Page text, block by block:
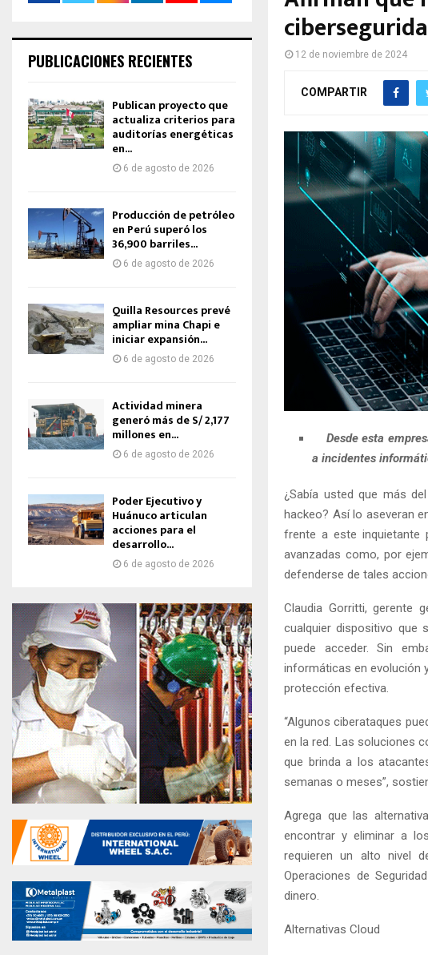
12 de noviembre de 2024
COMPARTIR
Desde esta
a incidentes
¿Sabía usted que más
hackeo? Así lo aseveran
frente a este inquietante
avanzadas como, por
defenderse de tales
Claudia Gorritti, gerente
cualquier dispositivo que
puede acceder. Sin
informáticas en evolución
protección efectiva.
“Algunos ciberataques
en la red. Las soluciones
que brinda a los
semanas o meses”,
Agrega que las
encontrar y eliminar a
requieren un alto nivel
Operaciones de
dinero.
Alternativas Cloud
PUBLICACIONES RECIENTES
Publican proyecto que
actualiza criterios para
auditorías energéticas
en...
6 de agosto de 2026
Producción de petróleo
en Perú superó los
36,900 barriles...
6 de agosto de 2026
Quilla Resources prevé
ampliar mina Chapi e
iniciar expansión...
6 de agosto de 2026
Actividad minera
generó más de S/ 2,177
millones en...
6 de agosto de 2026
Poder Ejecutivo y
Huánuco articulan
acciones para el
desarrollo...
6 de agosto de 2026